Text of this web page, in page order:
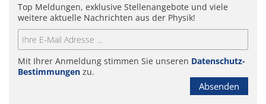
Top Meldungen, exklusive Stellenangebote und viele
weitere aktuelle Nachrichten aus der Physik!
Mit Ihrer Anmeldung stimmen Sie unseren Datenschutz-
Bestimmungen zu.
Absenden